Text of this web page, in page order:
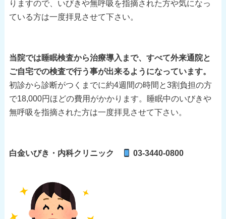
りますので、いびきや無呼吸を指摘された方や気になっ
ている方は一度拝見させて下さい。
当院では睡眠検査から治療導入まで、すべて外来通院と
ご自宅での検査で行う事が出来るようになっています。
初診から診断がつくまでに約4週間の時間と3割負担の方
で18,000円ほどの費用がかかります。睡眠中のいびきや
無呼吸を指摘された方は一度拝見させて下さい。
白金いびき・内科クリニック 03-3440-0800